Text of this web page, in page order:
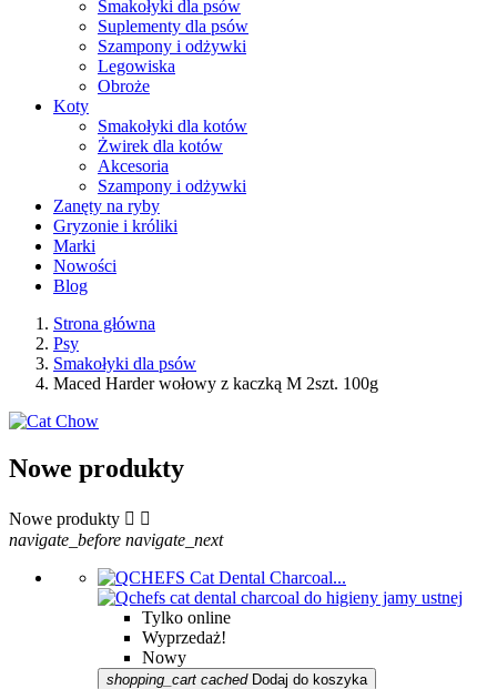
Smakołyki dla psów
Suplementy dla psów
Szampony i odżywki
Legowiska
Obroże
Koty
Smakołyki dla kotów
Żwirek dla kotów
Akcesoria
Szampony i odżywki
Zanęty na ryby
Gryzonie i króliki
Marki
Nowości
Blog
Strona główna
Psy
Smakołyki dla psów
Maced Harder wołowy z kaczką M 2szt. 100g
Nowe produkty
Nowe produkty  
navigate_before navigate_next
Tylko online
Wyprzedaż!
Nowy
shopping_cart cached Dodaj do koszyka